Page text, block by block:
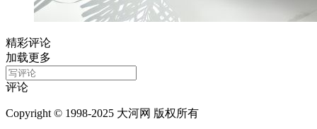
精彩评论
加载更多
评论
Copyright © 1998-2025 大河网 版权所有